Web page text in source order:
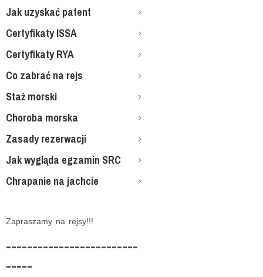
Jak uzyskać patent
Certyfikaty ISSA
Certyfikaty RYA
Co zabrać na rejs
Staż morski
Choroba morska
Zasady rezerwacji
Jak wygląda egzamin SRC
Chrapanie na jachcie
Zapraszamy na rejsy!!!
-------------------------
-----